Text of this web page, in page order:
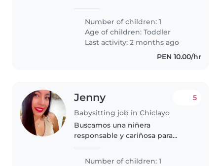
Number of children: 1
Age of children:Toddler
Last activity: 2 months ago
PEN 10.00/hr
Jenny
Babysitting job in Chiclayo
5
Buscamos una niñera
responsable y cariñosa para
lleno de energía y muy juguetón.
Number of children: 1